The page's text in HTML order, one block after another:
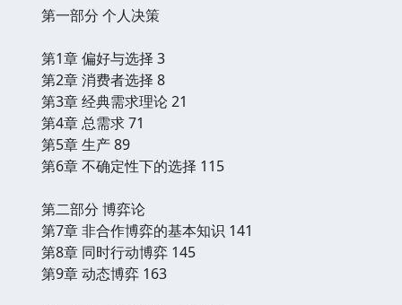
第一部分 个人决策
第1章 偏好与选择 3
第2章 消费者选择 8
第3章 经典需求理论 21
第4章 总需求 71
第5章 生产 89
第6章 不确定性下的选择 115
第二部分 博弈论
第7章 非合作博弈的基本知识 141
第8章 同时行动博弈 145
第9章 动态博弈 163